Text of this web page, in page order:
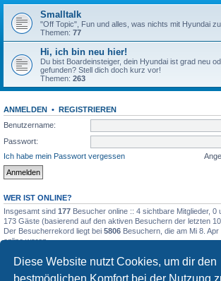
Diese Website nutzt Cookies, um dir den
bestmöglichen Komfort bei der Nutzung
Smalltalk
"Off Topic", Fun und alles, was nichts mit Hyundai
Themen: 77
Hi, ich bin neu hier!
Du bist Boardeinsteiger, dein Hyundai ist grad neu
gefunden? Stell dich doch kurz vor!
Themen: 263
ANMELDEN • REGISTRIEREN
Benutzername:
Passwort:
Ich habe mein Passwort vergessen
WER IST ONLINE?
Insgesamt sind 177 Besucher online :: 4 sichtbare Mitglieder, 0
173 Gäste (basierend auf den aktiven Besuchern der letzten
Der Besucherrekord liegt bei 5806 Besuchern, die am Mi 8.
online waren.
STATISTIK
Beiträge insgesamt342545• Themen insgesamt30366•